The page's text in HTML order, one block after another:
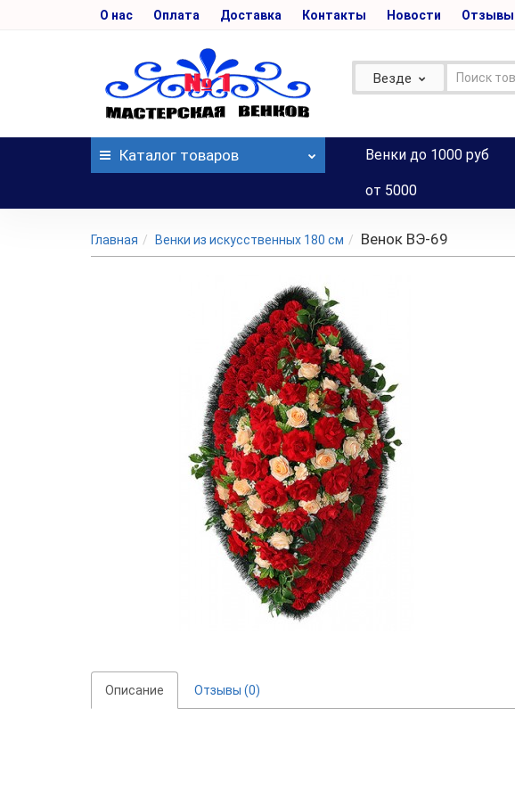
О нас Оплата Доставка Контакты Новости Отзывы
Везде
Каталог товаров Венки до 1000 руб
от 5000
Главная Венки из искусственных 180 см Венок ВЭ-69
Описание Отзывы (0)